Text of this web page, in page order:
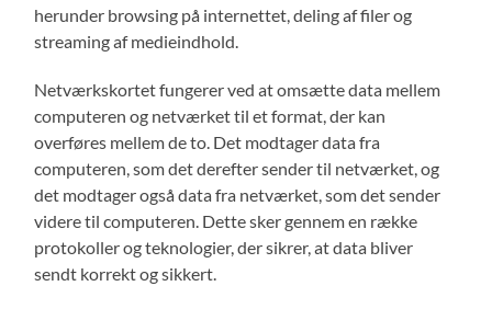
herunder browsing på internettet, deling af filer og
streaming af medieindhold.
Netværkskortet fungerer ved at omsætte data mellem
computeren og netværket til et format, der kan
overføres mellem de to. Det modtager data fra
computeren, som det derefter sender til netværket, og
det modtager også data fra netværket, som det sender
videre til computeren. Dette sker gennem en række
protokoller og teknologier, der sikrer, at data bliver
sendt korrekt og sikkert.